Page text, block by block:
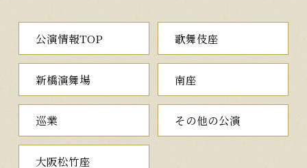
公演情報TOP 歌舞伎座
新橋演舞場 南座
巡業 その他の公演
大阪松竹座